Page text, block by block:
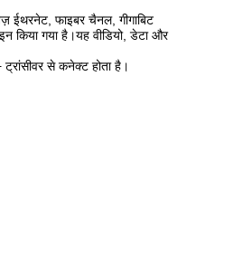
फाइबर चैनल, गीगाबिट
किया गया है।यह वीडियो, डेटा और
से कनेक्ट होता है।